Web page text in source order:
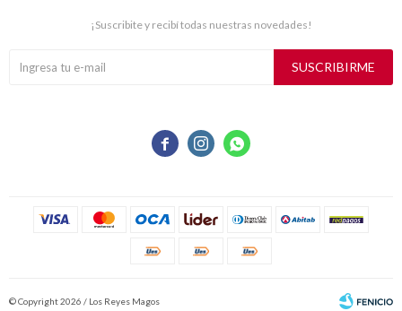
  
¡Suscribite y recibí todas nuestras novedades!
SUSCRIBIRME
© Copyright 2026 / Los Reyes Magos